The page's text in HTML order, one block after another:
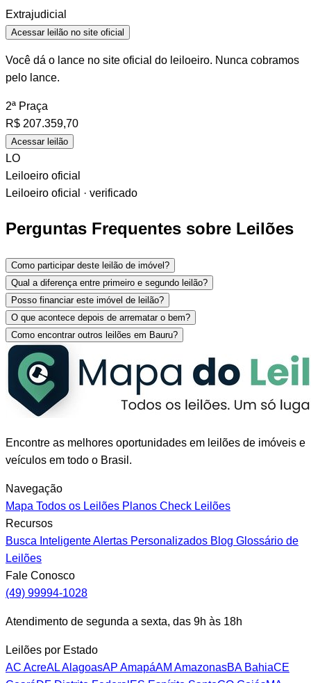
Extrajudicial
Acessar leilão no site oficial
Você dá o lance no site oficial do leiloeiro. Nunca cobramos
pelo lance.
2ª Praça
R$ 207.359,70
Acessar leilão
LO
Leiloeiro oficial
Leiloeiro oficial · verificado
Perguntas Frequentes sobre Leilões
Como participar deste leilão de imóvel?
Qual a diferença entre primeiro e segundo leilão?
Posso financiar este imóvel de leilão?
O que acontece depois de arrematar o bem?
Como encontrar outros leilões em Bauru?
Encontre as melhores oportunidades em leilões de imóveis e
veículos em todo o Brasil.
Navegação
Mapa Todos os Leilões Planos Check Leilões
Recursos
Busca InteligenteAlertas Personalizados Blog Glossário de
Leilões
Fale Conosco
(49) 99994-1028
Atendimento de segunda a sexta, das 9h às 18h
Leilões por Estado
AC AcreALAlagoasAP AmapáAM AmazonasBABahiaCE